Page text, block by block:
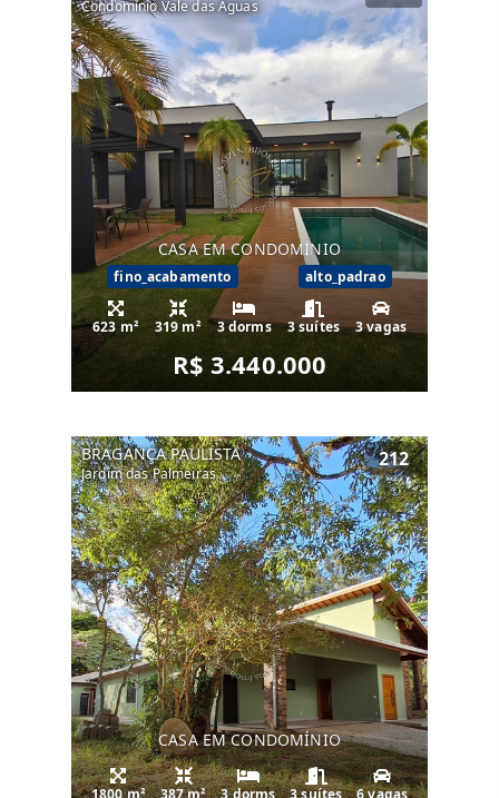
Condomínio Vale das Águas
CASA EM CONDOMÍNIO
fino_acabamento alto_padrao
623 m² 319 m² 3 dorms 3 suítes 3 vagas
R$ 3.440.000
BRAGANÇA PAULISTA
Jardim das Palmeiras
212
CASA EM CONDOMÍNIO
1800 m² 387 m² 3 dorms 3 suítes 6 vagas